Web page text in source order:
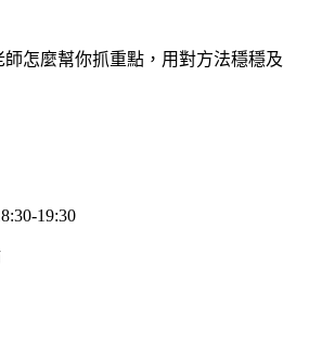
怎麼幫你抓重點，用對方法穩穩及
19:30